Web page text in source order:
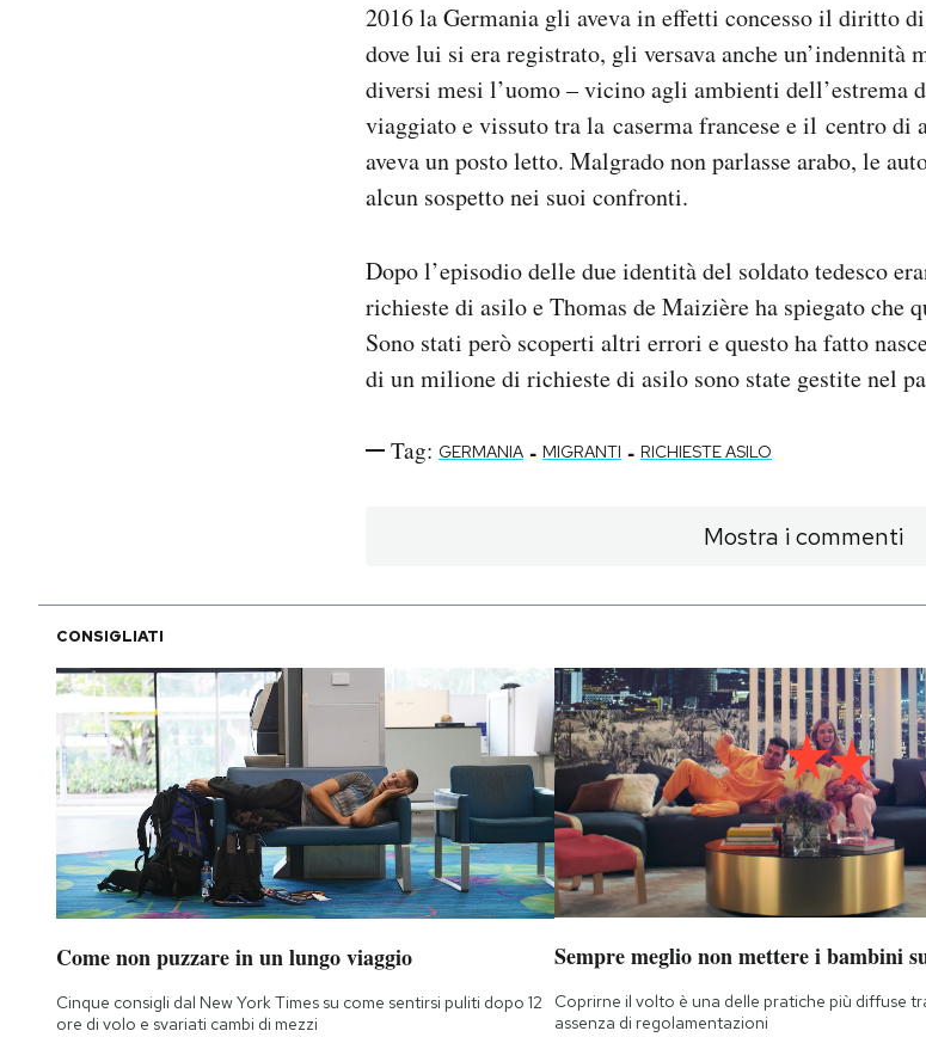
2016 la Germania gli aveva in effetti concesso il diritto
dove lui si era registrato, gli versava anche un’indennità
diversi mesi l’uomo – vicino agli ambienti dell’estrema
viaggiato e vissuto tra la caserma francese e il centro di
aveva un posto letto. Malgrado non parlasse arabo, le
alcun sospetto nei suoi confronti.
Dopo l’episodio delle due identità del soldato tedesco
richieste di asilo e Thomas de Maizière ha spiegato che
Sono stati però scoperti altri errori e questo ha fatto
di un milione di richieste di asilo sono state gestite nel
Tag: GERMANIA - MIGRANTI - RICHIESTE ASILO
Mostra i commenti
CONSIGLIATI
Come non puzzare in un lungo viaggio
Cinque consigli dal New York Times su come sentirsi puliti dopo 12
ore di volo e svariati cambi di mezzi
Sempre meglio non mettere i bambini
Coprirne il volto è una delle pratiche più diffuse
assenza di regolamentazioni